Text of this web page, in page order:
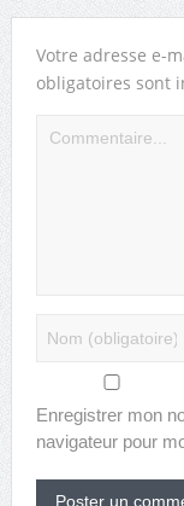
Votre adresse e-
obligatoires sont
Enregistrer mon
navigateur pour